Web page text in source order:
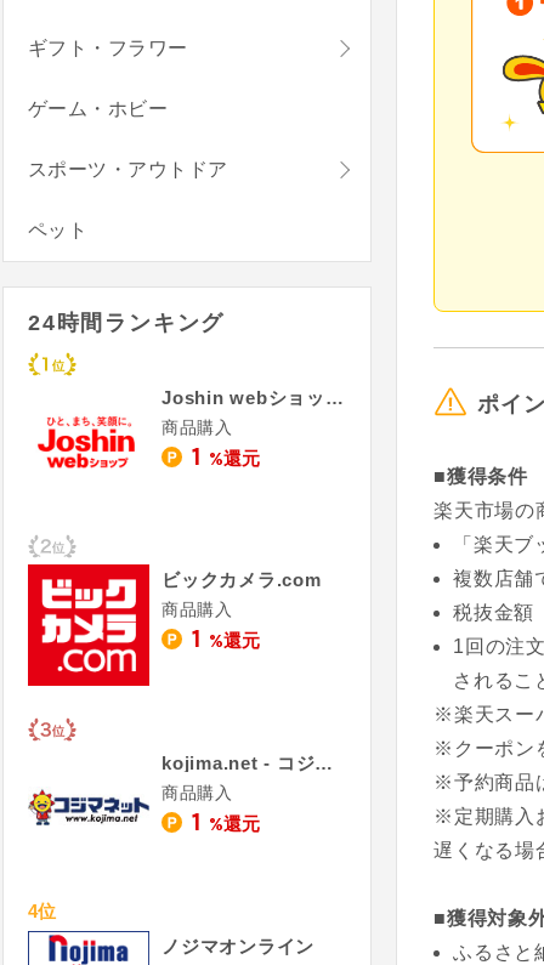
ポイ
■獲得条件
楽天市場の
「楽天
複数店舗
税抜金額
1回の注
されるこ
※楽天スー
※クーポン
※予約商品
※定期購入
遅くなる場
■獲得対象
ふるさと
ギフト・フラワー
ゲーム・ホビー
スポーツ・アウトドア
ペット
24時間ランキング
Joshin webショップ
商品購入
1 %還元
ビックカメラ.com
商品購入
1 %還元
kojima.net - コジマネット
商品購入
1 %還元
4位
ノジマオンライン